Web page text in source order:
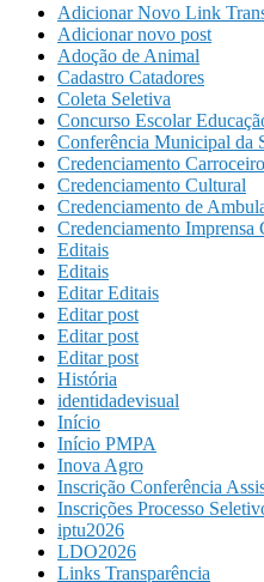
Adicionar Novo Link
Adicionar novo post
Adoção de Animal
Cadastro Catadores
Coleta Seletiva
Concurso Escolar
Conferência Municipal da
Credenciamento
Credenciamento Cultural
Credenciamento de
Credenciamento Imprensa
Editais
Editais
Editar Editais
Editar post
Editar post
Editar post
História
identidadevisual
Início
Início PMPA
Inova Agro
Inscrição Conferência
Inscrições Processo
iptu2026
LDO2026
Links Transparência